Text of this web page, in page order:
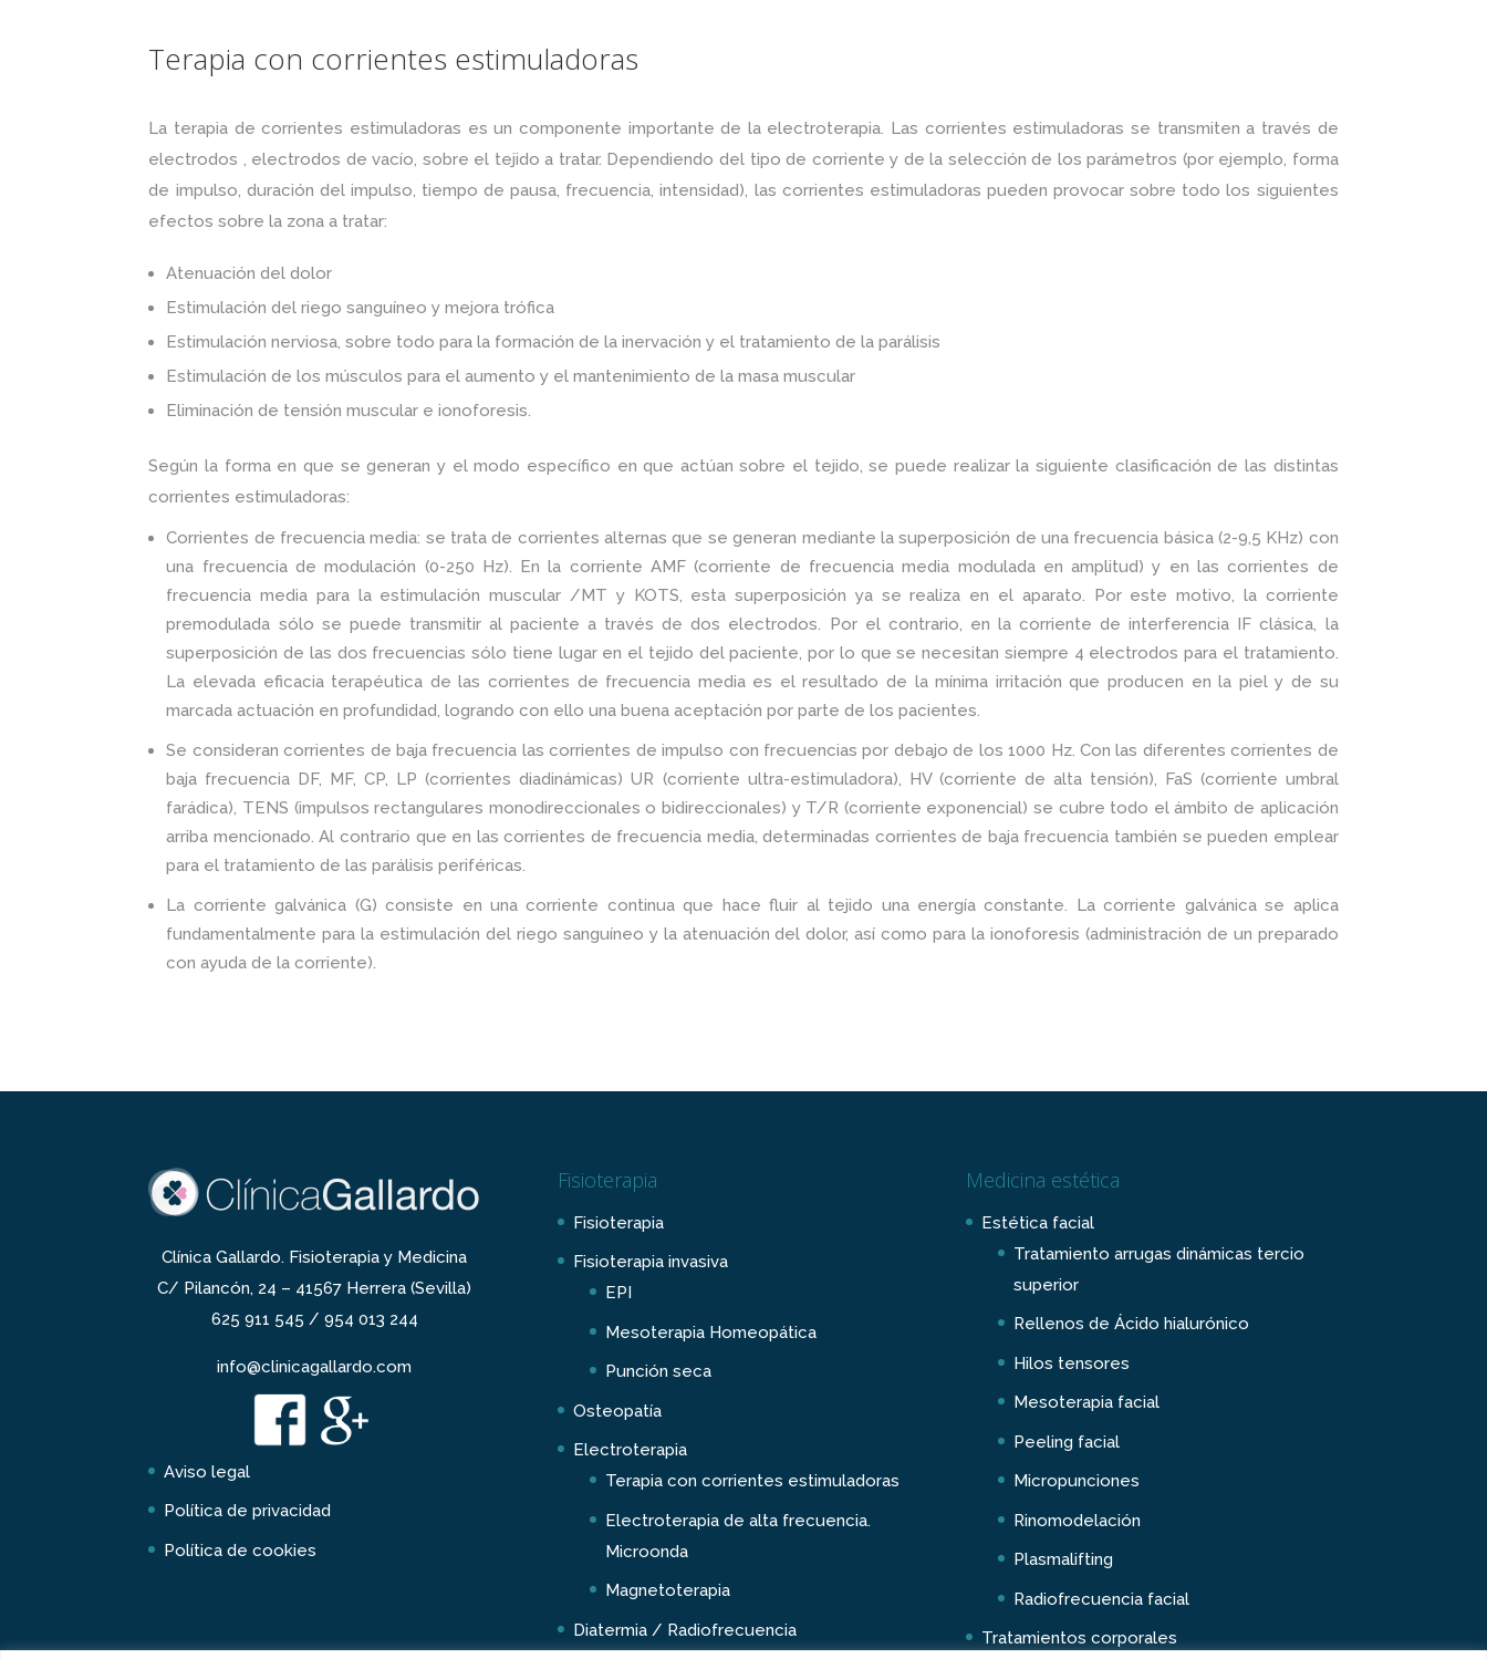
Terapia con corrientes estimuladoras
La terapia de corrientes estimuladoras es un componente importante de la electroterapia. Las corrientes estimuladoras se transmiten a través de
electrodos , electrodos de vacío, sobre el tejido a tratar. Dependiendo del tipo de corriente y de la selección de los parámetros (por ejemplo, forma
de impulso, duración del impulso, tiempo de pausa, frecuencia, intensidad), las corrientes estimuladoras pueden provocar sobre todo los siguientes
efectos sobre la zona a tratar:
Atenuación del dolor
Estimulación del riego sanguíneo y mejora trófica
Estimulación nerviosa, sobre todo para la formación de la inervación y el tratamiento de la parálisis
Estimulación de los músculos para el aumento y el mantenimiento de la masa muscular
Eliminación de tensión muscular e ionoforesis.
Según la forma en que se generan y el modo específico en que actúan sobre el tejido, se puede realizar la siguiente clasificación de las distintas
corrientes estimuladoras:
Corrientes de frecuencia media: se trata de corrientes alternas que se generan mediante la superposición de una frecuencia básica (2-9,5 KHz) con
una frecuencia de modulación (0-250 Hz). En la corriente AMF (corriente de frecuencia media modulada en amplitud) y en las corrientes de
frecuencia media para la estimulación muscular /MT y KOTS, esta superposición ya se realiza en el aparato. Por este motivo, la corriente
premodulada sólo se puede transmitir al paciente a través de dos electrodos. Por el contrario, en la corriente de interferencia IF clásica, la
superposición de las dos frecuencias sólo tiene lugar en el tejido del paciente, por lo que se necesitan siempre 4 electrodos para el tratamiento.
La elevada eficacia terapéutica de las corrientes de frecuencia media es el resultado de la mínima irritación que producen en la piel y de su
marcada actuación en profundidad, logrando con ello una buena aceptación por parte de los pacientes.
Se consideran corrientes de baja frecuencia las corrientes de impulso con frecuencias por debajo de los 1000 Hz. Con las diferentes corrientes de
baja frecuencia DF, MF, CP, LP (corrientes diadinámicas) UR (corriente ultra-estimuladora), HV (corriente de alta tensión), FaS (corriente umbral
farádica), TENS (impulsos rectangulares monodireccionales o bidireccionales) y T/R (corriente exponencial) se cubre todo el ámbito de aplicación
arriba mencionado. Al contrario que en las corrientes de frecuencia media, determinadas corrientes de baja frecuencia también se pueden emplear
para el tratamiento de las parálisis periféricas.
La corriente galvánica (G) consiste en una corriente continua que hace fluir al tejido una energía constante. La corriente galvánica se aplica
fundamentalmente para la estimulación del riego sanguíneo y la atenuación del dolor, así como para la ionoforesis (administración de un preparado
con ayuda de la corriente).
Clínica Gallardo. Fisioterapia y Medicina
C/ Pilancón, 24 – 41567 Herrera (Sevilla)
625 911 545 / 954 013 244
info@clinicagallardo.com
Aviso legal
Política de privacidad
Política de cookies
Fisioterapia
Fisioterapia
Fisioterapia invasiva
EPI
Mesoterapia Homeopática
Punción seca
Osteopatía
Electroterapia
Terapia con corrientes estimuladoras
Electroterapia de alta frecuencia.
Microonda
Magnetoterapia
Diatermia / Radiofrecuencia
Medicina estética
Estética facial
Tratamiento arrugas dinámicas tercio
superior
Rellenos de Ácido hialurónico
Hilos tensores
Mesoterapia facial
Peeling facial
Micropunciones
Rinomodelación
Plasmalifting
Radiofrecuencia facial
Tratamientos corporales